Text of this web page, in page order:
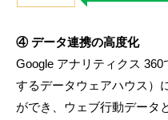
④ データ連携の高度化
Google アナリティクス
するデータウェアハウス）
ができ、ウェブ行動データ